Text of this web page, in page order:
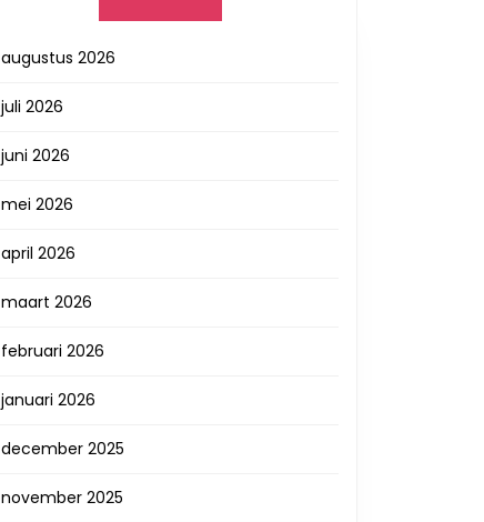
augustus 2026
juli 2026
juni 2026
mei 2026
april 2026
maart 2026
februari 2026
januari 2026
december 2025
november 2025